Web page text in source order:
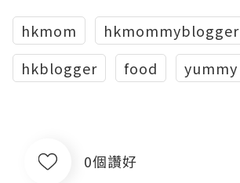
hkmom
hkmommyblogger
hkblogger
food yummy
0個讚好